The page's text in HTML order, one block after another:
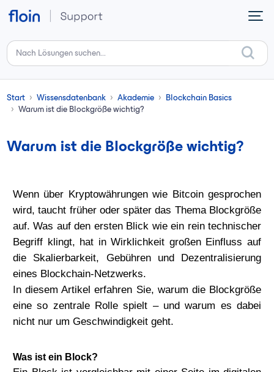
Zum hauptsächlichen Inhalt gehen
Start Wissensdatenbank Akademie
Blockchain Basics
Warum ist die Blockgröße wichtig?
Warum ist die Blockgröße wichtig?
Wenn über Kryptowährungen wie Bitcoin gesprochen
wird, taucht früher oder später das Thema Blockgröße
auf. Was auf den ersten Blick wie ein rein technischer
Begriff klingt, hat in Wirklichkeit großen Einfluss auf
die Skalierbarkeit, Gebührenund Dezentralisierung
eines Blockchain-Netzwerks.
In diesem Artikel erfahren Sie, warum die Blockgröße
eine so zentrale Rolle spielt – und warum es dabei
nicht nur um Geschwindigkeit geht.
Was ist ein Block?